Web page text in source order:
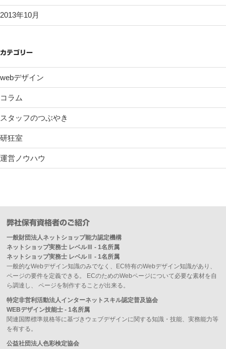
2013年10月
カテゴリー
webデザイン
コラム
スタッフのつぶやき
研狂室
運営ノウハウ
弊社保有資格者のご紹介
一般財団法人ネットショップ能力認定機構
ネットショップ実務士 レベルⅢ - 1名所属
ネットショップ実務士 レベルⅡ - 1名所属
一般的なWebデザイン知識のみでなく、EC特有のWebデザイン知識があり、
ページの要件を定義できる。 ECのためのWebページについて必要な素材を自
ら調達し、 ページを制作することが出来る。
特定非営利活動法人インターネットスキル認定普及協会
WEBデザイン技能士 - 1名所属
関連国際標準規格等に基づきウェブデザインに関する知識・技能、実務能力等
を有する。
公益社団法人色彩検定協会